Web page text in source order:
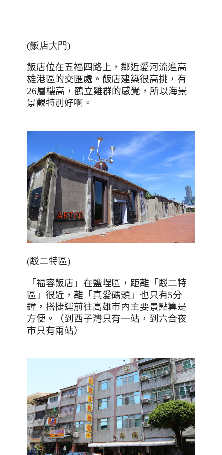
(飯店大門)
飯店位在五福四路上，鄰近愛河流進高
雄港區的交匯處。飯店建築很高挑，有
26層樓高，鶴立雞群的感覺，所以海景
景觀特別好啊。
(駁二特區)
「福容飯店」在鹽埕區，距離「駁二特
區」很近，離「真愛碼頭」也只有5分
鐘，搭捷運前往高雄市內主要景點算是
方便。（到西子灣只有一站，到六合夜
市只有兩站）